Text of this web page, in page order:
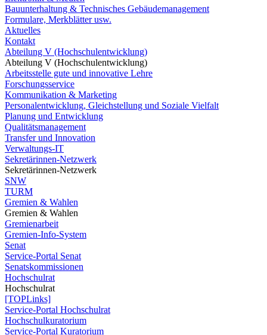
Bauunterhaltung & Technisches Gebäudemanagement
Formulare, Merkblätter usw.
Aktuelles
Kontakt
Abteilung V (Hochschulentwicklung)
Abteilung V (Hochschulentwicklung)
Arbeitsstelle gute und innovative Lehre
Forschungsservice
Kommunikation & Marketing
Personalentwicklung, Gleichstellung und Soziale Vielfalt
Planung und Entwicklung
Qualitätsmanagement
Transfer und Innovation
Verwaltungs-IT
Sekretärinnen-Netzwerk
Sekretärinnen-Netzwerk
SNW
TURM
Gremien & Wahlen
Gremien & Wahlen
Gremienarbeit
Gremien-Info-System
Senat
Service-Portal Senat
Senatskommissionen
Hochschulrat
Hochschulrat
[TOPLinks]
Service-Portal Hochschulrat
Hochschulkuratorium
Service-Portal Kuratorium